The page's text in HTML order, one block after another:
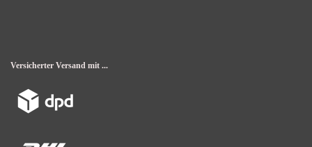
Versicherter Versand mit ...